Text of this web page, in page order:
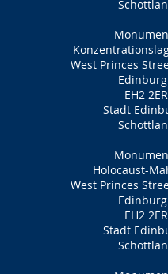
West Princes
EH2 2ER
Stadt
Holocaust-
West Princes
EH2 2ER
Stadt